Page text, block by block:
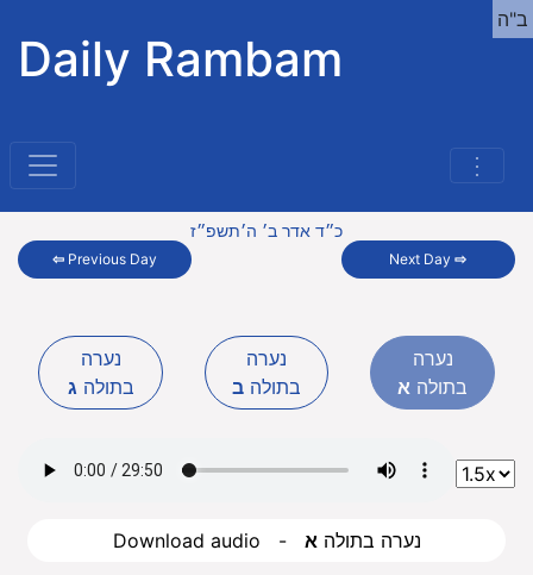
Daily Rambam
⋮
ב"ה
⇦ Previous Day
כ״ד אדר ב׳ ה׳תשפ״ז
Next Day⇨
נערה
בתולהג
נערה
בתולה ב
נערה
בתולה א
Download audio - נערה בתולהא